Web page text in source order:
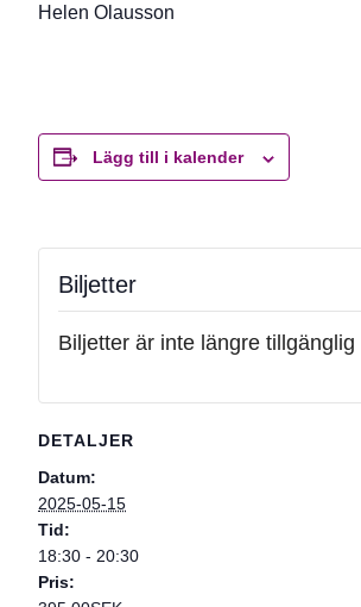
Helen Olausson
Lägg till i kalender
Biljetter
Biljetter är inte längre tillgänglig
DETALJER
Datum:
2025-05-15
Tid:
18:30 - 20:30
Pris: